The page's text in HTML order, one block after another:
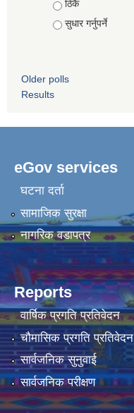
ठिकै
सुधार गर्नुपर्ने
Older polls
Results
eGov services
घटना दर्ता
सामाजिक सुरक्षा
नागरिक वडापत्र
Reports
वार्षिक प्रगति प्रतिवेदन
चौमासिक प्रगति प्रतिवेदन
सार्वजनिक सुनुवाई
सार्वजनिक परीक्षण